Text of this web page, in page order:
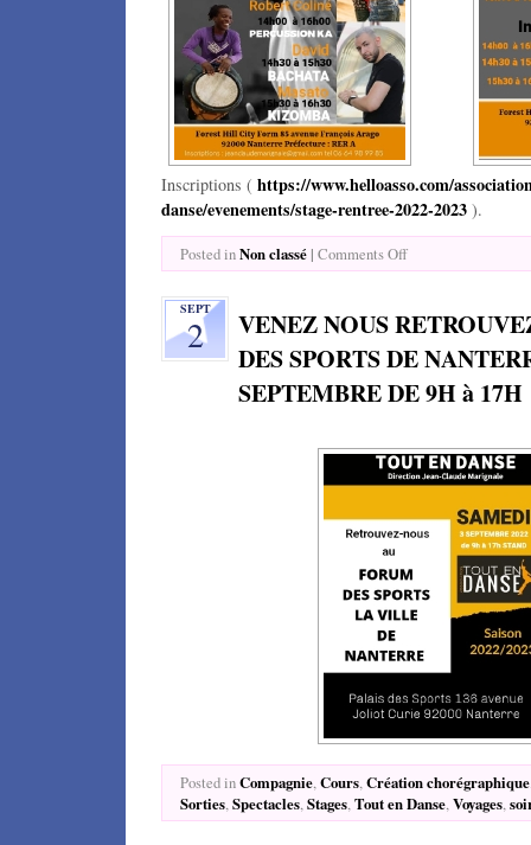
Inscriptions ( https://www.helloasso.com/
danse/evenements/stage-rentree-2022-2023 ).
Posted inNon classé | Comments Off
SEPT
2
VENEZ NOUS
DES SPORTS DE
SEPTEMBRE DE 9H à 17H
Posted inCompagnie,Cours,Création chorégraphique
Sorties,Spectacles,Stages,Tout en Danse,Voyages,